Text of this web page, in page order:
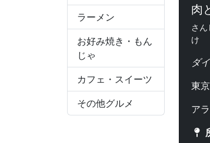
肉
さ
け
ダ
東
ア
ラーメン
お好み焼き・もん
じゃ
カフェ・スイーツ
その他グルメ